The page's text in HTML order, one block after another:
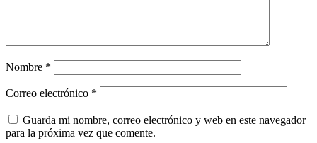
Nombre *
Correo electrónico *
Guarda mi nombre, correo electrónico y web en este navegador
para la próxima vez que comente.